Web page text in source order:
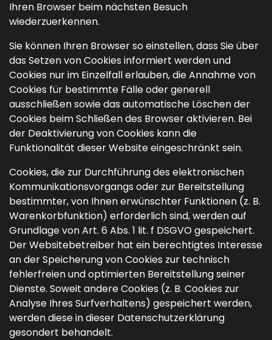
Ihren Browser beim nächsten Besuch
wiederzuerkennen.
Sie können Ihren Browser so einstellen, dass Sie über
das Setzen von Cookies informiert werden und
Cookies nur im Einzelfall erlauben, die Annahme von
Cookies für bestimmte Fälle oder generell
ausschließen sowie das automatische Löschen der
Cookies beim Schließen des Browser aktivieren. Bei
der Deaktivierung von Cookies kann die
Funktionalität dieser Website eingeschränkt sein.
Cookies, die zur Durchführung des elektronischen
Kommunikationsvorgangs oder zur Bereitstellung
bestimmter, von Ihnen erwünschter Funktionen (z. B.
Warenkorbfunktion) erforderlich sind, werden auf
Grundlage von Art. 6 Abs. 1 lit. f DSGVO gespeichert.
Der Websitebetreiber hat ein berechtigtes Interesse
an der Speicherung von Cookies zur technisch
fehlerfreien und optimierten Bereitstellung seiner
Dienste. Soweit andere Cookies (z. B. Cookies zur
Analyse Ihres Surfverhaltens) gespeichert werden,
werden diese in dieser Datenschutzerklärung
gesondert behandelt.